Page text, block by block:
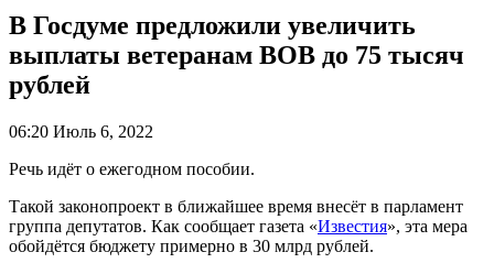
В Госдуме предложили увеличить
выплаты ветеранам ВОВ до 75 тысяч
рублей
06:20 Июль 6, 2022
Речь идёт о ежегодном пособии.
Такой законопроект в ближайшее время внесёт в парламент
группа депутатов. Как сообщает газета «Известия», эта мера
обойдётся бюджету примерно в 30 млрд рублей.